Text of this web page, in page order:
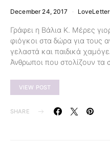
December 24, 2017
Γράφει η Βάλια Κ. Μέρες
φιόγκοι στα δώρα για
γελαστά και παιδικά
Άνθρωποι που στολίζουν τα
VIEW POST
SHARE